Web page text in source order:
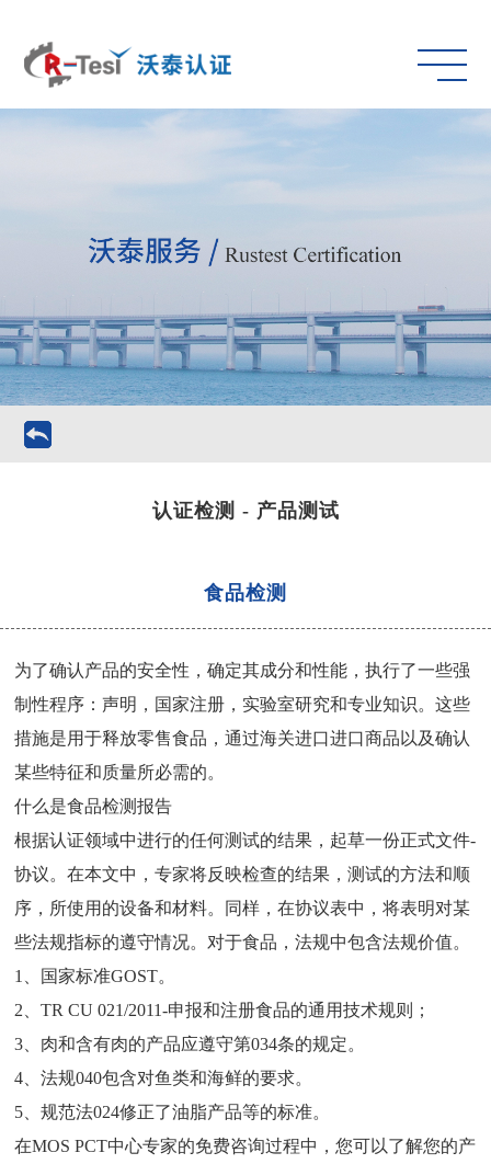
认证检测 - 产品测试
食品检测
为了确认产品的安全性，确定其成分和性能，执行了一些强
制性程序：声明，国家注册，实验室研究和专业知识。这些
措施是用于释放零售食品，通过海关进口进口商品以及确认
某些特征和质量所必需的。
什么是食品检测报告
根据认证领域中进行的任何测试的结果，起草一份正式文件-
协议。在本文中，专家将反映检查的结果，测试的方法和顺
序，所使用的设备和材料。同样，在协议表中，将表明对某
些法规指标的遵守情况。对于食品，法规中包含法规价值。
1、国家标准GOST。
2、TR CU 021/2011-申报和注册食品的通用技术规则；
3、肉和含有肉的产品应遵守第034条的规定。
4、法规040包含对鱼类和海鲜的要求。
5、规范法024修正了油脂产品等的标准。
在MOS PCT中心专家的免费咨询过程中，您可以了解您的产